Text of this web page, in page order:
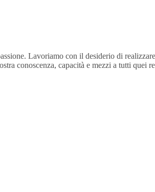
Lavoriamo con il desiderio di
conoscenza, capacità e mezzi a tutti quei